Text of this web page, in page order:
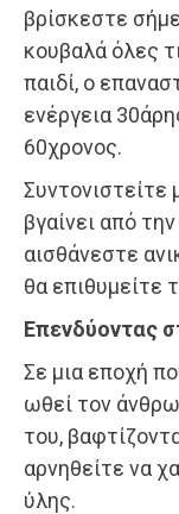
βρίσκεστε
κουβαλά όλες
παιδί, ο
ενέργεια
60χρονος.
Συντονιστείτε
βγαίνει από
αισθάνεστε
θα επιθυμείτε
Επενδύοντας
Σε μια εποχή
ωθεί τον
του,
αρνηθείτε να
ύλης.